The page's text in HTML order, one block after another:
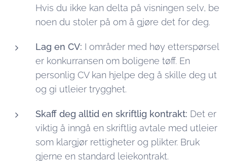
Hvis du ikke kan delta på visningen selv, be
noen du stoler på om å gjøre det for deg.
Lag en CV: I områder med høy etterspørsel
er konkurransen om boligene tøff. En
personlig CV kan hjelpe deg å skille deg ut
og gi utleier trygghet.
Skaff deg alltid en skriftlig kontrakt: Det er
viktig å inngå en skriftlig avtale med utleier
som klargjør rettigheter og plikter. Bruk
gjerne en standard leiekontrakt.